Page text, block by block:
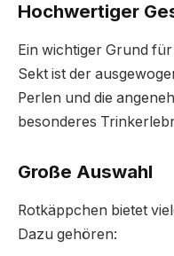
Hochwertiger
Ein wichtiger Grund
Sekt ist der
Perlen und die
besonderes
Große Auswahl
Rotkäppchen bietet
Dazu gehören: